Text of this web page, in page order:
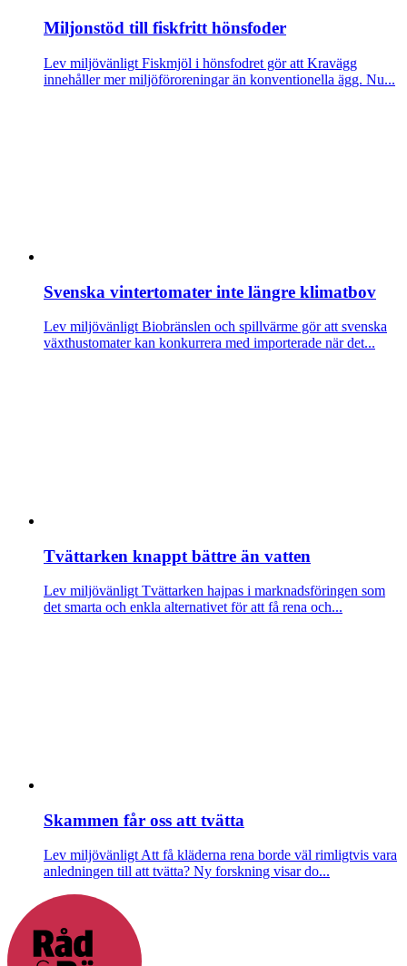
Miljonstöd till fiskfritt hönsfoder
Lev miljövänligt Fiskmjöl i hönsfodret gör att Kravägg
innehåller mer miljöföroreningar än konventionella ägg. Nu...
Svenska vintertomater inte längre klimatbov
Lev miljövänligtBiobränslen och spillvärme gör att svenska
växthustomater kan konkurrera med importerade när det...
Tvättarken knappt bättre än vatten
Lev miljövänligt Tvättarken hajpas i marknadsföringen som
det smarta och enkla alternativet för att få rena och...
Skammen får oss att tvätta
Lev miljövänligt Att få kläderna rena borde väl rimligtvis vara
anledningen till att tvätta? Ny forskning visar do...